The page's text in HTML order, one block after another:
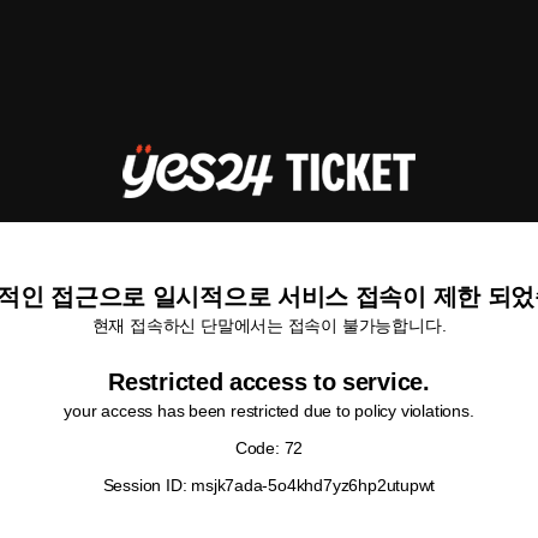
인 접근으로 일시적으로 서비스 접속이 제한 되
현재 접속하신 단말에서는 접속이 불가능합니다.
Restricted access to service.
your access has been restricted due to policy violations.
Code: 72
Session ID: msjk7ada-5o4khd7yz6hp2utupwt